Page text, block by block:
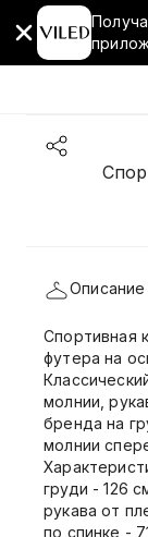
Описание
Спортивная
футера на
молнии,
бренда на
молнии
груди - 126
рукава от
по спинке -